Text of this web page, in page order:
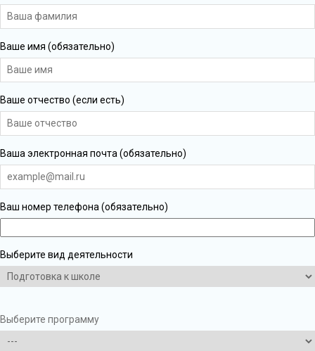
Ваше имя (обязательно)
Ваше отчество (если есть)
Ваша электронная почта (обязательно)
Ваш номер телефона (обязательно)
Выберите вид деятельности
Выберите программу